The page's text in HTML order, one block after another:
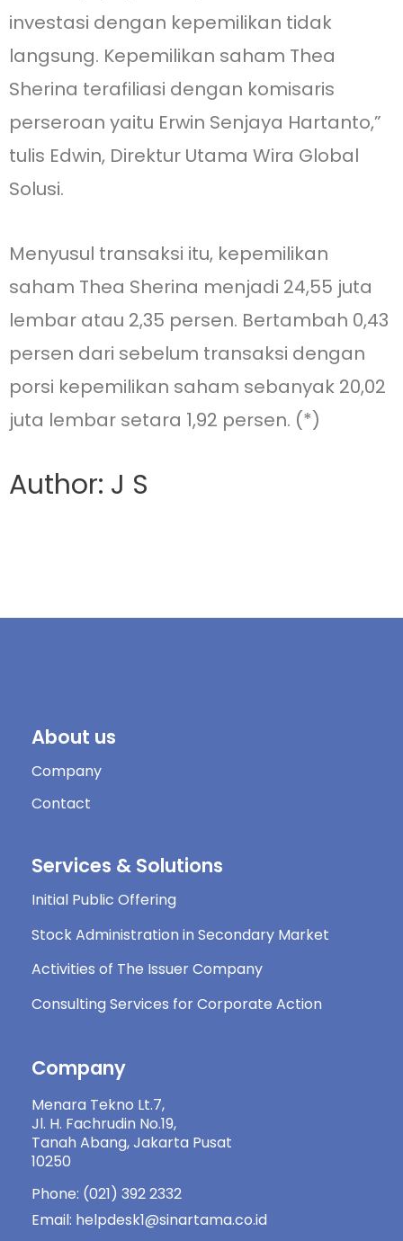
investasi dengan kepemilikan tidak
langsung. Kepemilikan saham Thea
Sherina terafiliasi dengan komisaris
perseroan yaitu Erwin Senjaya Hartanto,”
tulis Edwin, Direktur Utama Wira Global
Solusi.
Menyusul transaksi itu, kepemilikan
saham Thea Sherina menjadi 24,55 juta
lembar atau 2,35 persen. Bertambah 0,43
persen dari sebelum transaksi dengan
porsi kepemilikan saham sebanyak 20,02
juta lembar setara 1,92 persen. (*)
Author: J S
About us
Company
Contact
Services & Solutions
Initial Public Offering
Stock Administration in Secondary Market
Activities of The Issuer Company
Consulting Services for Corporate Action
Company
Menara Tekno Lt.7,
Jl. H. Fachrudin No.19,
Tanah Abang, Jakarta Pusat
10250
Phone: (021) 392 2332
Email: helpdesk1@sinartama.co.id